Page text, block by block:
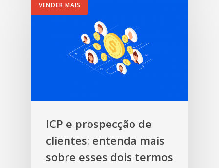
VENDER MAIS
ICP e prospecção de
clientes: entenda mais
sobre esses dois termos